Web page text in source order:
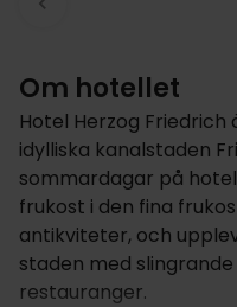
Om hotellet
Hotel Herzog
idylliska kanalstaden
sommardagar på
frukost i den fina
antikviteter, och
staden med
restauranger.